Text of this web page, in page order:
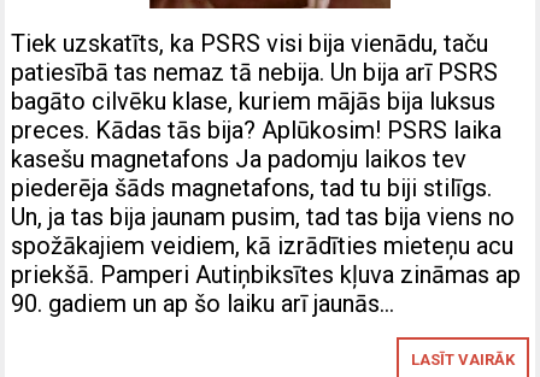
Tiek uzskatīts, ka PSRS visi bija vienādu, taču
patiesībā tas nemaz tā nebija. Un bija arī PSRS
bagāto cilvēku klase, kuriem mājās bija luksus
preces. Kādas tās bija? Aplūkosim! PSRS laika
kasešu magnetafons Ja padomju laikos tev
piederēja šāds magnetafons, tad tu biji stilīgs.
Un, ja tas bija jaunam pusim, tad tas bija viens no
spožākajiem veidiem, kā izrādīties mieteņu acu
priekšā. Pamperi Autiņbiksītes kļuva zināmas ap
90. gadiem un ap šo laiku arī jaunās…
LASĪT VAIRĀK